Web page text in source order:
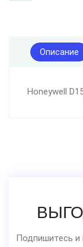
Описание
Honeywell
Подпишитесь